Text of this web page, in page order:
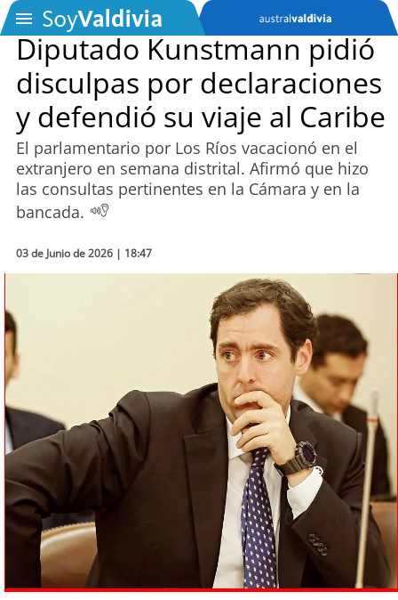
SOYTV
Podcast
Actualidad
Economía
Sostenibilidad
soy chile
soy arica
soyiquique
soycalama
Diputado Kunstmann pidió
disculpas por declaraciones
y defendió su viaje al Caribe
El parlamentario por Los Ríos vacacionó en el
extranjero en semana distrital. Afirmó que hizo
las consultas pertinentes en la Cámara y en la
bancada.
03 de Junio de 2026 | 18:47